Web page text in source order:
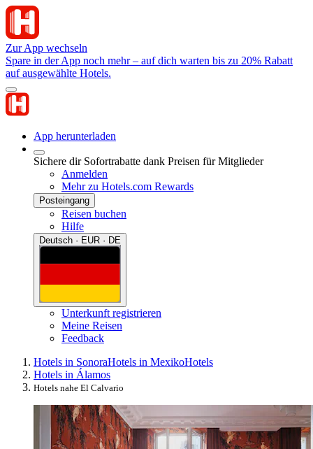
Zur App wechseln
Spare in der App noch mehr – auf dich warten bis zu 20% Rabatt
auf ausgewählte Hotels.
App herunterladen
Sichere dir Sofortrabatte dank Preisen für Mitglieder
Anmelden
Mehr zu Hotels.com Rewards
Posteingang
Reisen buchen
Hilfe
Deutsch · EUR · DE
Unterkunft registrieren
Meine Reisen
Feedback
Hotels in SonoraHotels in MexikoHotels
Hotels in Álamos
Hotels nahe El Calvario